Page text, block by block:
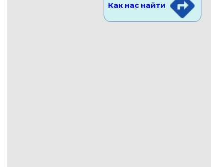
Как нас найти